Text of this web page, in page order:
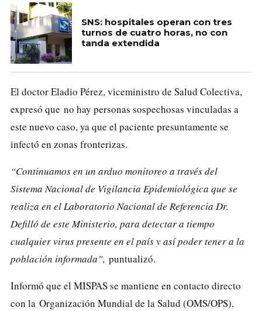
SNS: hospitales operan con tres
turnos de cuatro horas, no con
tanda extendida
El doctor Eladio Pérez, viceministro de Salud Colectiva,
expresó que no hay personas sospechosas vinculadas a
este nuevo caso, ya que el paciente presuntamente se
infectó en zonas fronterizas.
“Continuamos en un arduo monitoreo a través del
Sistema Nacional de Vigilancia Epidemiológica que se
realiza en el Laboratorio Nacional de Referencia Dr.
Defilló de este Ministerio, para detectar a tiempo
cualquier virus presente en el país y así poder tener a la
población informada”, puntualizó.
Informó que el MISPAS se mantiene en contacto directo
con la Organización Mundial de la Salud (OMS/OPS),